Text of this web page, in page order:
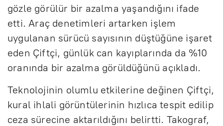
gözle görülür bir azalma yaşandığını ifade
etti. Araç denetimleri artarken işlem
uygulanan sürücü sayısının düştüğüne işaret
eden Çiftçi, günlük can kayıplarında da %10
oranında bir azalma görüldüğünü açıkladı.
Teknolojinin olumlu etkilerine değinen Çiftçi,
kural ihlali görüntülerinin hızlıca tespit edilip
ceza sürecine aktarıldığını belirtti. Takograf,